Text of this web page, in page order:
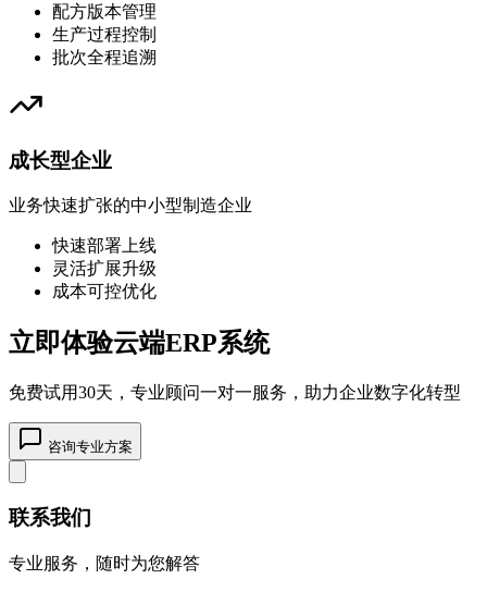
配方版本管理
生产过程控制
批次全程追溯
成长型企业
业务快速扩张的中小型制造企业
快速部署上线
灵活扩展升级
成本可控优化
立即体验云端ERP系统
免费试用30天，专业顾问一对一服务，助力企业数字化转型
咨询专业方案
联系我们
专业服务，随时为您解答